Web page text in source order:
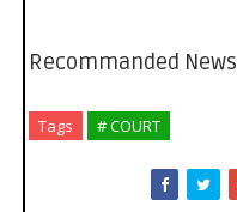
Recommanded News
Tags # COURT